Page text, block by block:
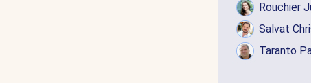
Rouchier
Salvat
Taranto